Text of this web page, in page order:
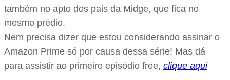
também no apto dos pais da Midge, que fica no
mesmo prédio.
Nem precisa dizer que estou considerando assinar o
Amazon Prime só por causa dessa série! Mas dá
para assistir ao primeiro episódio free, clique aqui